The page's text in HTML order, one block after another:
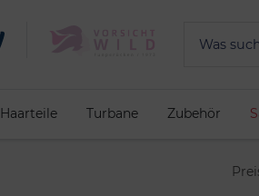
Haarteile Turbane Zubehör